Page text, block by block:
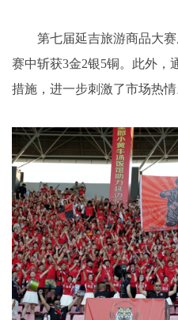
第七届延吉旅游商品大赛
赛中斩获3金2银5铜。此外，
措施，进一步刺激了市场热情